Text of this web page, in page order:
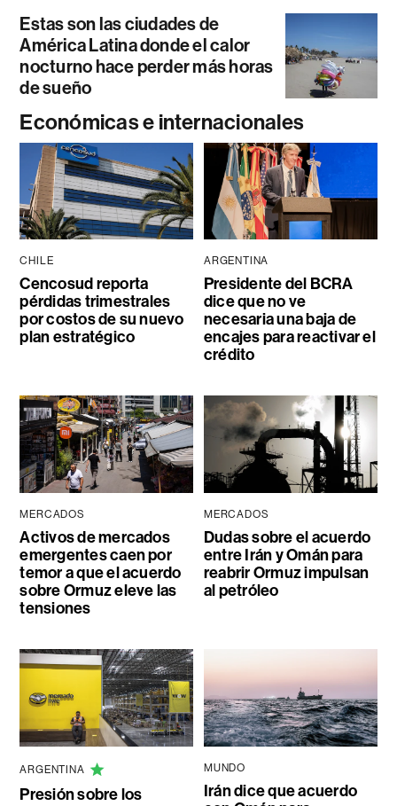
Estas son las ciudades de
América Latina donde el calor
nocturno hace perder más horas
de sueño
Económicas e internacionales
CHILE
Cencosud reporta
pérdidas trimestrales
por costos de su nuevo
plan estratégico
ARGENTINA
Presidente del BCRA
dice que no ve
necesaria una baja de
encajes para reactivar el
crédito
MERCADOS
Activos de mercados
emergentes caen por
temor a que el acuerdo
sobre Ormuz eleve las
tensiones
MERCADOS
Dudas sobre el acuerdo
entre Irán y Omán para
reabrir Ormuz impulsan
al petróleo
ARGENTINA
Presión sobre los
MUNDO
Irán dice que acuerdo